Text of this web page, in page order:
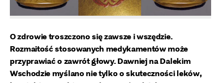
O zdrowie troszczono się zawsze i wszędzie.
Rozmaitość stosowanych medykamentów może
przyprawiać o zawrót głowy.Dawniej na Dalekim
Wschodzie myślano nie tylko o skuteczności leków,